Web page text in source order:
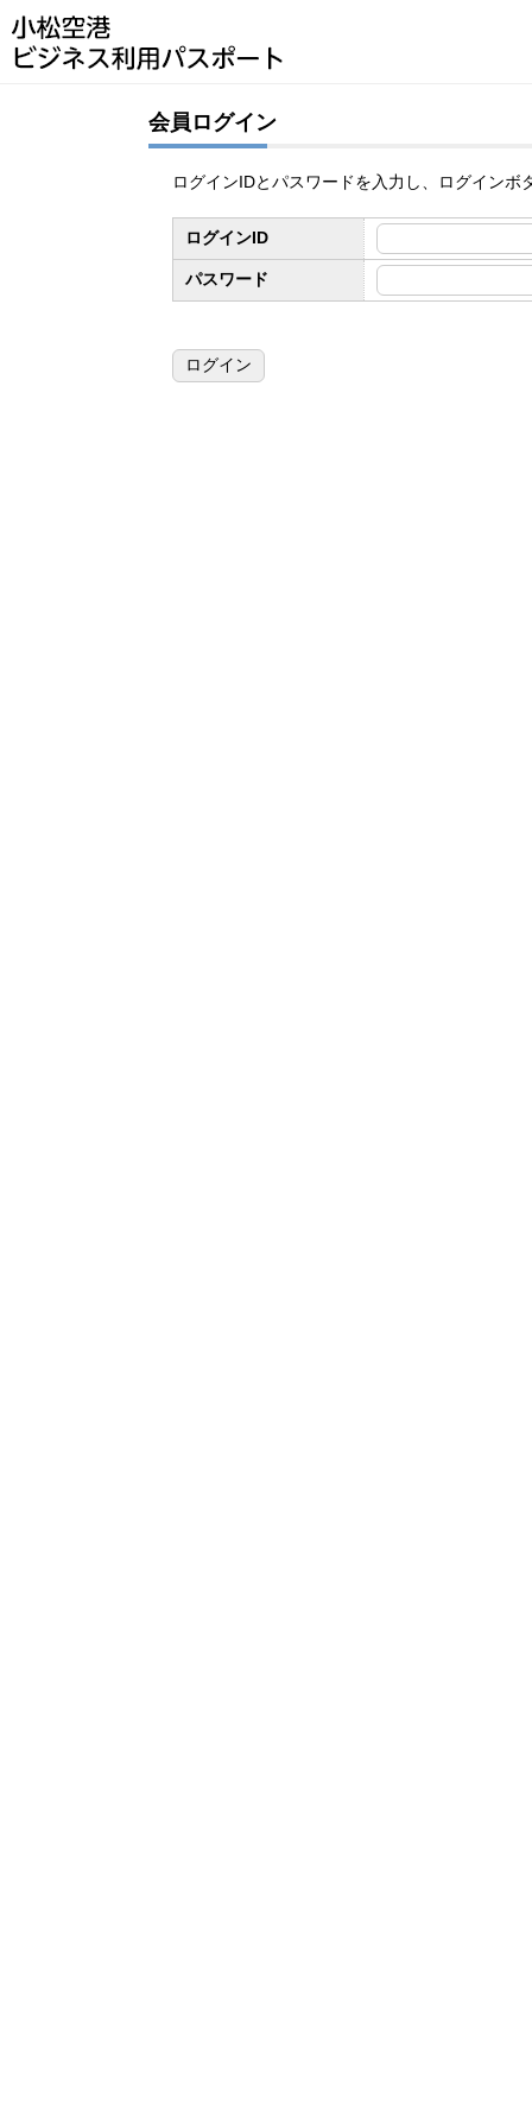
会員ログイン
ログインIDとパスワードを入力し、ログインボ
ログインID
パスワード